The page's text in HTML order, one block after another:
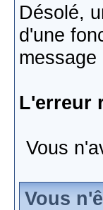
Désolé,
d'une
L'erreur
Vous
Vous